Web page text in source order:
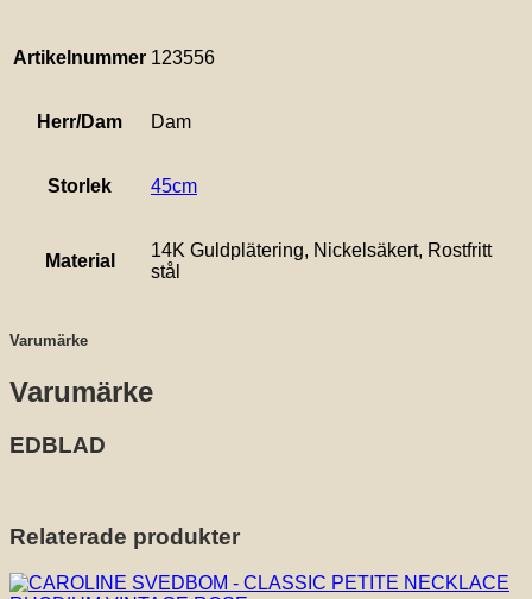
Artikelnummer 123556
Herr/Dam Dam
Storlek 45cm
Material
14K Guldplätering, Nickelsäkert, Rostfritt
stål
Varumärke
Varumärke
EDBLAD
Relaterade produkter